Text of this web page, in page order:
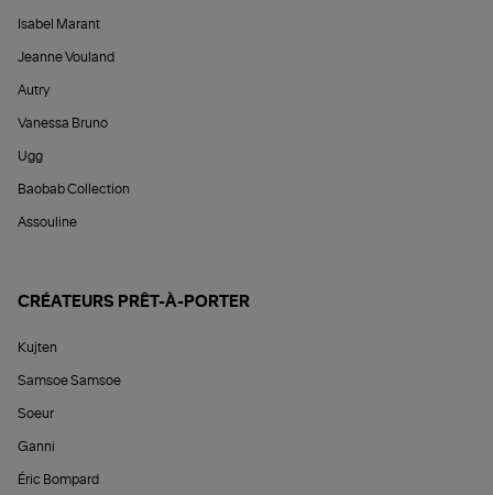
Isabel Marant
Jeanne Vouland
Autry
Vanessa Bruno
Ugg
Baobab Collection
Assouline
CRÉATEURS PRÊT-À-PORTER
Kujten
Samsoe Samsoe
Soeur
Ganni
Éric Bompard